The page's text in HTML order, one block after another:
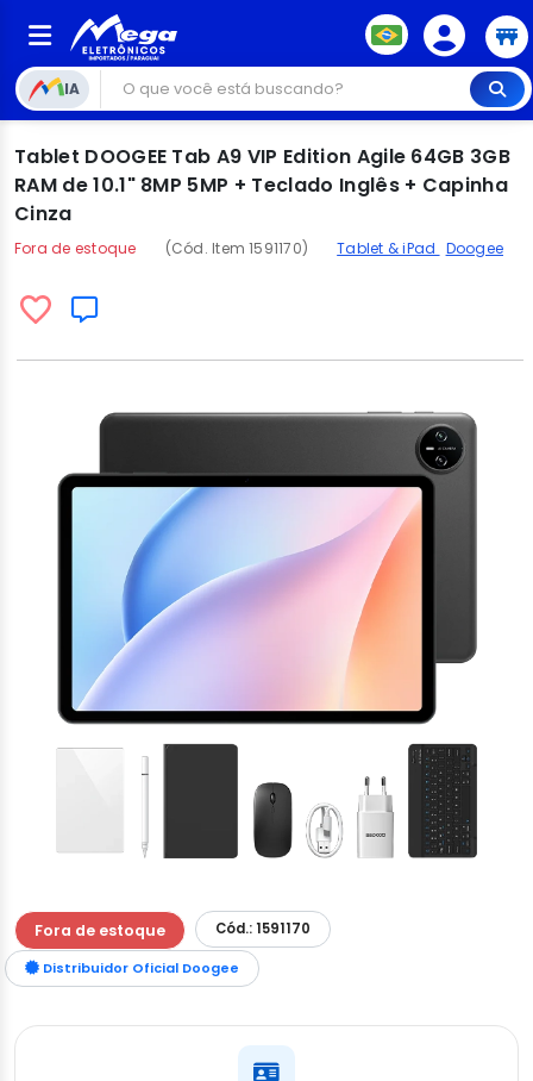
IA
Tablet DOOGEE Tab A9 VIP Edition Agile 64GB 3GB
RAM de 10.1" 8MP 5MP + Teclado Inglês + Capinha
Cinza
Fora de estoque (Cód. Item 1591170) Tablet & iPad Doogee
Fora de estoque Cód.: 1591170
Distribuidor Oficial Doogee